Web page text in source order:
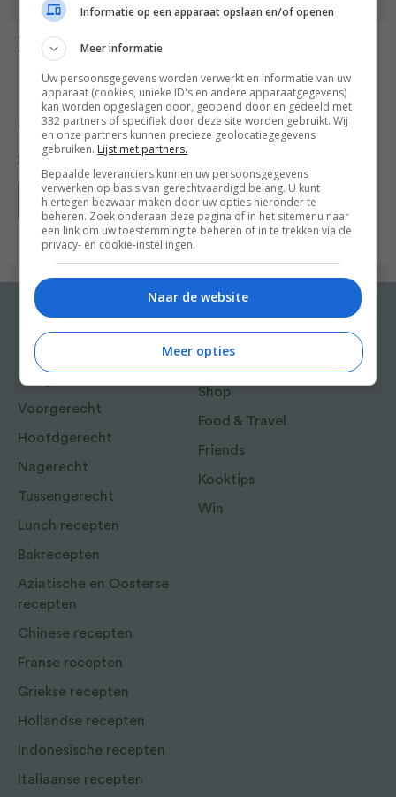
Bereiding
Deel dit recept
Bewaar recept
Recepten
Gangen
Voorgerecht
Hoofdgerecht
Nagerecht
Tussengerecht
Lunch recepten
Bakrecepten
Aziatische en Oosterse
recepten
Chinese recepten
Franse recepten
Griekse recepten
Hollandse recepten
Indonesische recepten
Italiaanse recepten
Friends
Shop
Food & Travel
Friends
Kooktips
Win
Informatie op een apparaat opslaan en/of openen
Meer informatie
Uw persoonsgegevens worden verwerkt en informatie van uw
apparaat (cookies, unieke ID's en andere apparaatgegevens)
kan worden opgeslagen door, geopend door en gedeeld met
332 partners of specifiek door deze site worden gebruikt. Wij
en onze partners kunnen precieze geolocatiegegevens
gebruiken. Lijst met partners.
Bepaalde leveranciers kunnen uw persoonsgegevens
verwerken op basis van gerechtvaardigd belang. U kunt
hiertegen bezwaar maken door uw opties hieronder te
beheren. Zoek onderaan deze pagina of in het sitemenu naar
een link om uw toestemming te beheren of in te trekken via de
privacy- en cookie-instellingen.
Naar de website
Meer opties